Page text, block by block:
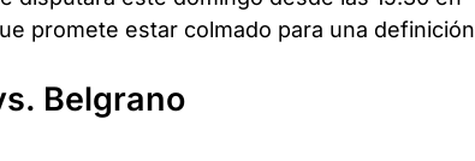
promete estar colmado para una definición
Belgrano